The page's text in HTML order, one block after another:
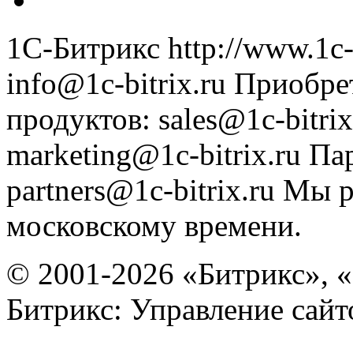
1С-Битрикс http://
info@1c-bitrix.ru
продуктов: sales@1c-
marketing@1c-bitrix.ru
partners@1c-bitrix.ru Мы
московскому времени.
© 2001-2026 «Битрикс»,
Битрикс: Управление